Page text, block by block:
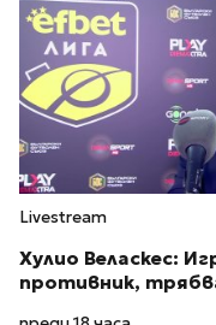
Livestream
Хулио Веласкес:
противник,